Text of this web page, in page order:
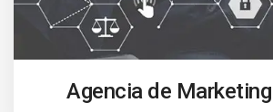
Agencia de